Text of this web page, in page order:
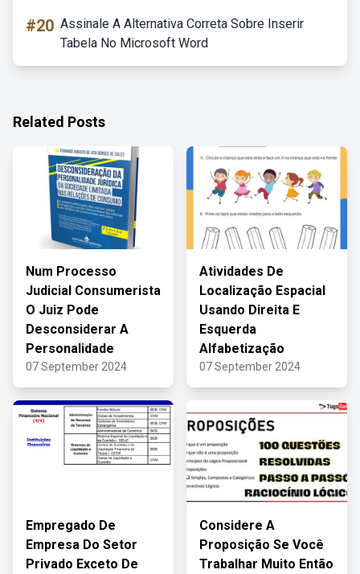
#20 Assinale A Alternativa Correta Sobre Inserir
Tabela No Microsoft Word
Related Posts
Num Processo
Judicial Consumerista
O Juiz Pode
Desconsiderar A
Personalidade
07 September 2024
Atividades De
Localização Espacial
Usando Direita E
Esquerda
Alfabetização
07 September 2024
Empregado De
Empresa Do Setor
Privado Exceto De
Considere A
Proposição Se Você
Trabalhar Muito Então